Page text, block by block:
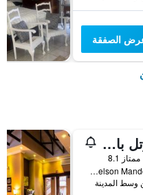
الصفقة
بروتيا هوتل باي ماريوت بلومفونتين
ممتاز 8.1
202 Nelson Mandela Drive, بلويمفونتيين, محافظة فري ستايت, جنوب أفريقيا